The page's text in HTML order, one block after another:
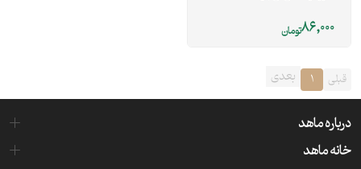
86,000تومان
قبلی 1 بعدی
درباره ماهد
خانه ماهد